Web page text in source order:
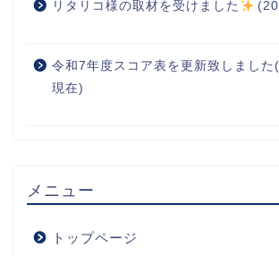
リタリコ様の取材を受けました
令和7年度スコア表を更新致しまし
現在)
メニュー
トップページ